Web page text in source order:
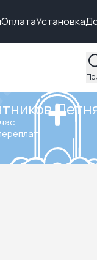
ОплатаУстановка